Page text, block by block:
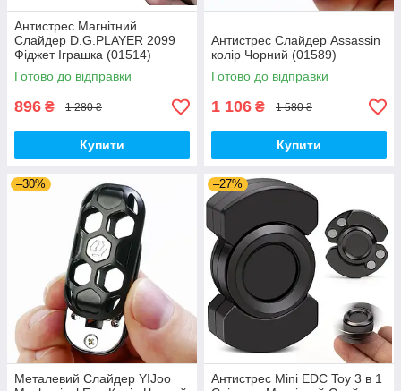
Антистрес Магнітний
Слайдер D.G.PLAYER 2099
Фіджет Іграшка (01514)
Готово до відправки
896 ₴ 1 280 ₴
Купити
Антистрес Слайдер Assassin
колір Чорний (01589)
Готово до відправки
1 106 ₴ 1 580 ₴
Купити
–30%
Металевий Слайдер YIJoo
–27%
Антистрес Mini EDC Toy 3 в 1